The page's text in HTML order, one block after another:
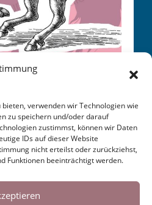
Bereitstellung
Durch die
verwenden wir Technologien wie
zu speichern und/oder darauf
zustimmst, können wir Daten
IDs auf dieser Website
nicht erteilst oder zurückziehst,
Funktionen beeinträchtigt werden.
KALENDER. Bookmark the
.
Süddeutsche Zeitung